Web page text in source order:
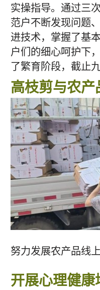
实操指导。通过三
范户不断发现问题
进技术，掌握了基
户们的细心呵护下
了繁育阶段，截止
高枝剪与农产
努力发展农产品线上
开展心理健